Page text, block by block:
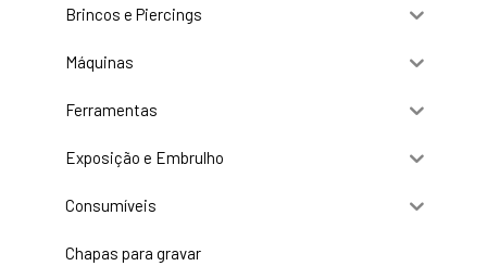
Brincos e Piercings
Máquinas
Ferramentas
Exposição e Embrulho
Consumíveis
Chapas para gravar